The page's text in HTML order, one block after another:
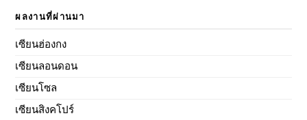
ผลงานที่ผ่านมา
เซียนฮ่องกง
เซียนลอนดอน
เซียนโซล
เซียนสิงคโปร์